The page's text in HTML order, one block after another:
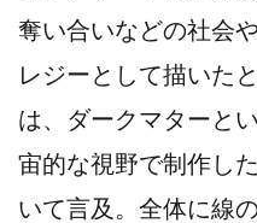
奪い合いなどの社会
レジーとして描いた
は、ダークマターと
宙的な視野で制作し
いて言及。全体に線